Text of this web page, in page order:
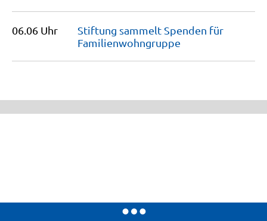
06.06 Uhr
Stiftung sammelt Spenden für
Familienwohngruppe